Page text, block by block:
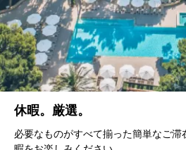
休暇。厳選。
必要なものがすべて揃った簡単なご